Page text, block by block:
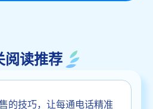
阅读推荐
的技巧，让每通电话精准